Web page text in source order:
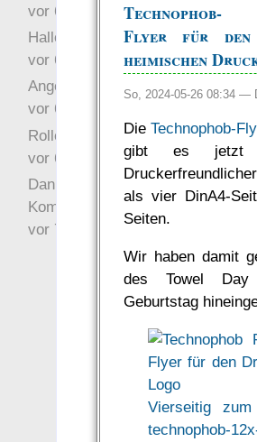
Technophob-
Flyer für den
heimischen
So, 2024-05-26 08:34 —
DieTechnophob-
gibt es jetzt
als vier DinA4-
Seiten.
Wir haben damit
des Towel
Geburtstag
Vierseitig
technophob-
vor 6 Jahre 10 Wochen
Hallo Drak
vor 6 Jahre 10 Wochen
Angefragt
vor 6 Jahre 10 Wochen
Rollenspielrunde
vor 6 Jahre 10 Wochen
Danke für Deinen
Kommentar!
vor 7 Jahre 22 Wochen